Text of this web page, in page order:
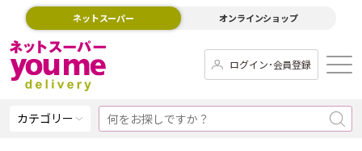
ネットスーパー オンラインショップ
ログイン･会員登録
カテゴリー